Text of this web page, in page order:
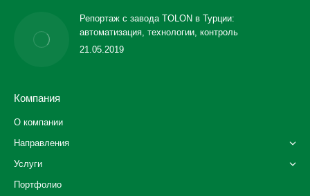
Репортаж с завода TOLON в Турции:
автоматизация, технологии, контроль
21.05.2019
Компания
О компании
Направления
Услуги
Портфолио